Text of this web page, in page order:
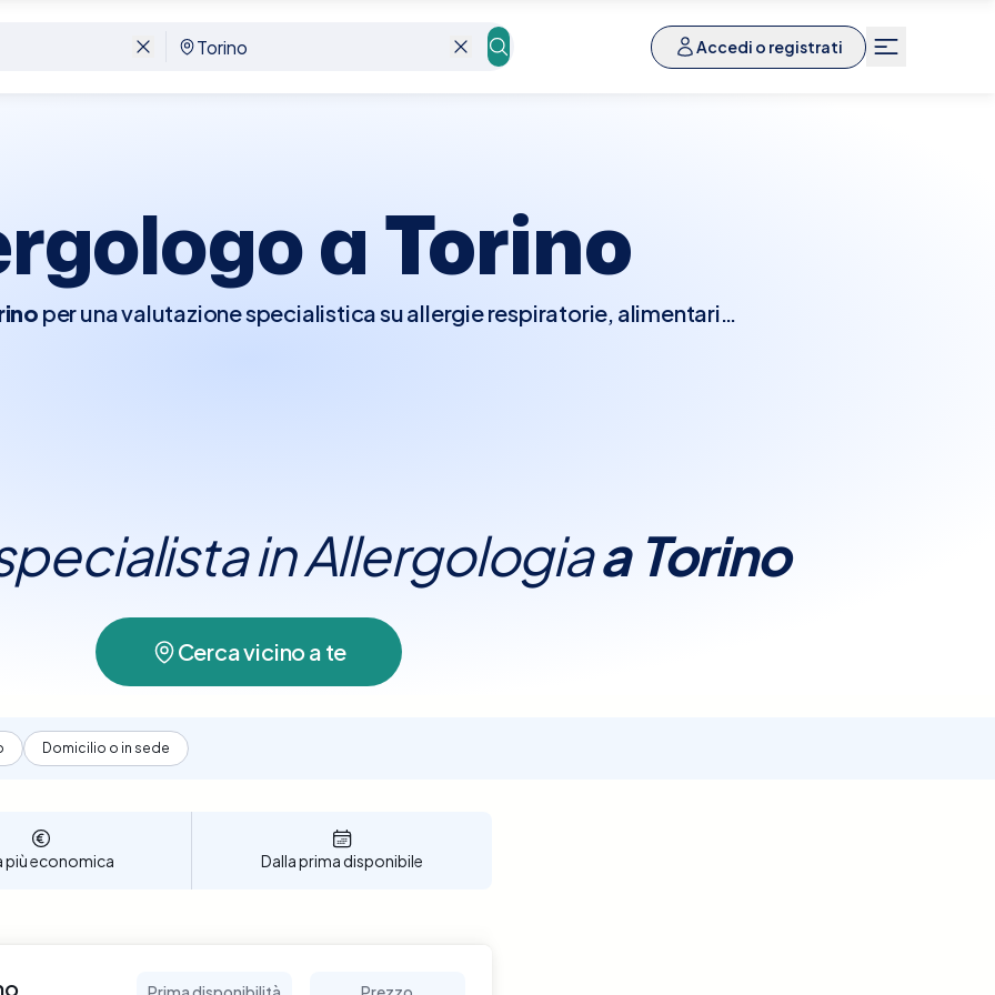
Accedi o registrati
aTorino
per una valutazione specialistica su allergie respiratorie, alimentari o
pagina puoi confrontare disponibilità e costi di medici qualificati e
in Allergologiaa Torino
Cerca vicino a te
Domicilio o in sede
più economica Dalla prima disponibile